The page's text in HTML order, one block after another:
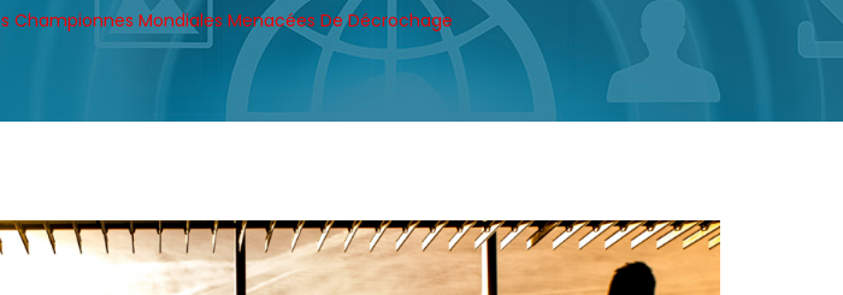
Championnes Mondiales Menacées De Décrochage